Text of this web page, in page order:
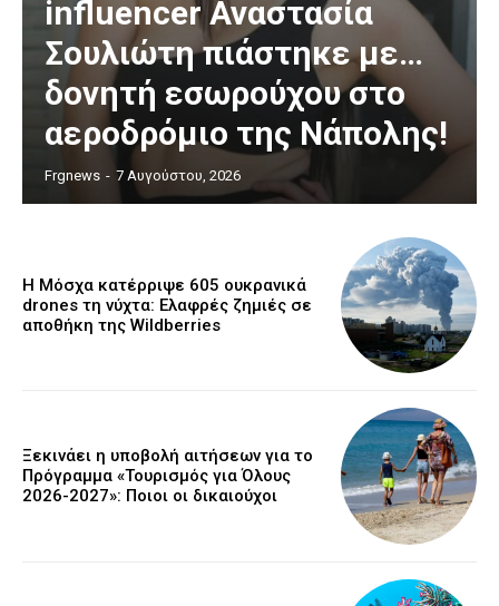
influencer Αναστασία
Σουλιώτη πιάστηκε με…
δονητή εσωρούχου στο
αεροδρόμιο της Νάπολης!
Frgnews - 7 Αυγούστου, 2026
Η Μόσχα κατέρριψε 605 ουκρανικά
drones τη νύχτα: Ελαφρές ζημιές σε
αποθήκη της Wildberries
Ξεκινάει η υποβολή αιτήσεων για το
Πρόγραμμα «Τουρισμός για Όλους
2026-2027»: Ποιοι οι δικαιούχοι